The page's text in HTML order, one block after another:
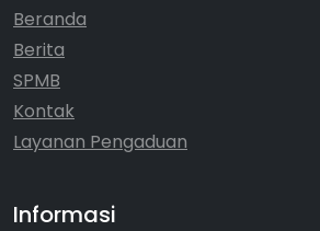
Beranda
Berita
SPMB
Kontak
Layanan Pengaduan
Informasi